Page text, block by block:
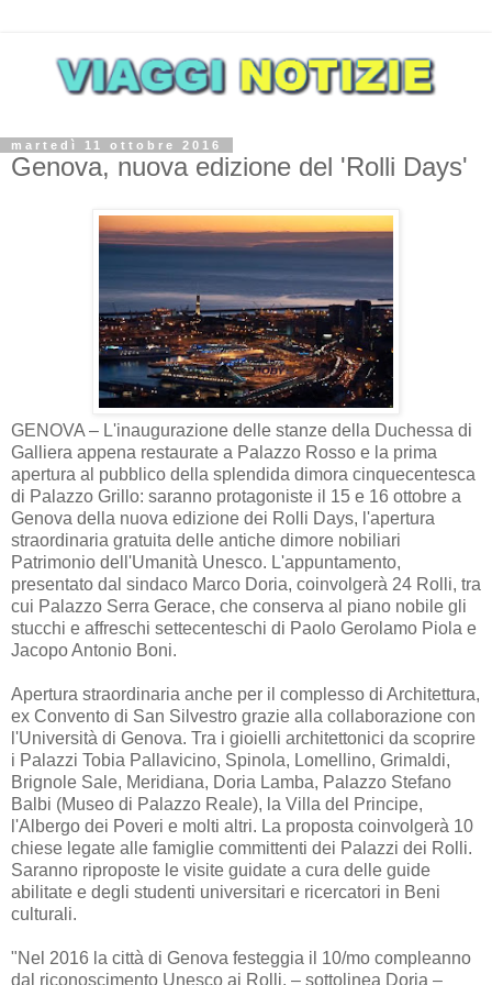
martedì 11 ottobre 2016
Genova, nuova edizione del 'Rolli Days'
GENOVA – L'inaugurazione delle stanze della Duchessa di
Galliera appena restaurate a Palazzo Rosso e la prima
apertura al pubblico della splendida dimora cinquecentesca
di Palazzo Grillo: saranno protagoniste il 15 e 16 ottobre a
Genova della nuova edizione dei Rolli Days, l'apertura
straordinaria gratuita delle antiche dimore nobiliari
Patrimonio dell'Umanità Unesco. L'appuntamento,
presentato dal sindaco Marco Doria, coinvolgerà 24 Rolli, tra
cui Palazzo Serra Gerace, che conserva al piano nobile gli
stucchi e affreschi settecenteschi di Paolo Gerolamo Piola e
Jacopo Antonio Boni.
Apertura straordinaria anche per il complesso di Architettura,
ex Convento di San Silvestro grazie alla collaborazione con
l'Università di Genova. Tra i gioielli architettonici da scoprire
i Palazzi Tobia Pallavicino, Spinola, Lomellino, Grimaldi,
Brignole Sale, Meridiana, Doria Lamba, Palazzo Stefano
Balbi (Museo di Palazzo Reale), la Villa del Principe,
l'Albergo dei Poveri e molti altri. La proposta coinvolgerà 10
chiese legate alle famiglie committenti dei Palazzi dei Rolli.
Saranno riproposte le visite guidate a cura delle guide
abilitate e degli studenti universitari e ricercatori in Beni
culturali.
"Nel 2016 la città di Genova festeggia il 10/mo compleanno
dal riconoscimento Unesco ai Rolli, – sottolinea Doria –